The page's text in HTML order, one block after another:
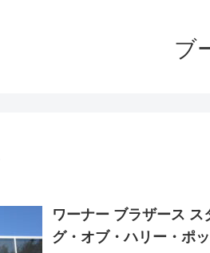
ブ
ワーナー ブラザース ス
グ・オブ・ハリー・ポ